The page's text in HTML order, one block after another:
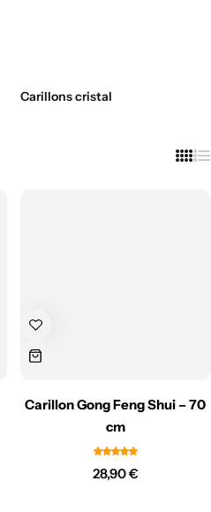
Carillons cristal
Carillon Gong Feng Shui – 70
cm
28,90€